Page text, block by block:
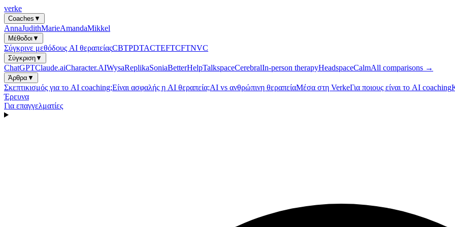
verke
Coaches ▼
AnnaJudithMarieAmandaMikkel
Μέθοδοι▼
Σύγκρινε μεθόδους AI θεραπείαςCBTPDTACTEFTCFTNVC
Σύγκριση▼
ChatGPTClaude.aiCharacter.AIWysaReplikaSoniaBetterHelpTalkspaceCerebralIn-person therapyHeadspaceCalmAll comparisons →
Άρθρα ▼
Σκεπτικισμός για το AI coaching;Είναι ασφαλής η AI θεραπεία;AI vs ανθρώπινη θεραπείαΜέσα στη VerkeΓια ποιους είναι το AI coaching
Έρευνα
Για επαγγελματίες